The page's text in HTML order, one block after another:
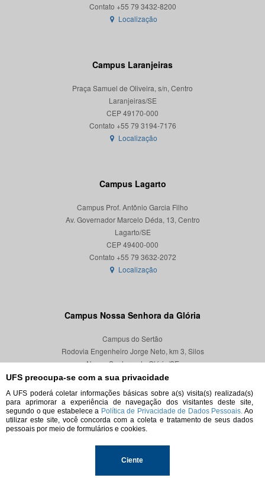
UFS preocupa-se com a sua privacidade
A UFS poderá coletar informações básicas sobre a(s) visita(s) realizada(s)
para aprimorar a experiência de navegação dos visitantes deste site,
segundo o que estabelece a Política de Privacidade de Dados Pessoais. Ao
utilizar este site, você concorda com a coleta e tratamento de seus dados
pessoais por meio de formulários e cookies.
Ciente
Localização
Campus Laranjeiras
Praça Samuel de Oliveira, s/n, Centro
Laranjeiras/SE
CEP 49170-000
Localização
Campus Lagarto
Campus Prof. Antônio Garcia Filho
Av. Governador Marcelo Déda, 13, Centro
Lagarto/SE
CEP 49400-000
Localização
Campus Nossa Senhora da Glória
Campus do Sertão
Rodovia Engenheiro Jorge Neto, km 3, Silos
Nossa Senhora da Glória/SE
CEP 49680-000
Localização
© 2026. Todos os direitos reservados.
Universidade Federal de Sergipe.